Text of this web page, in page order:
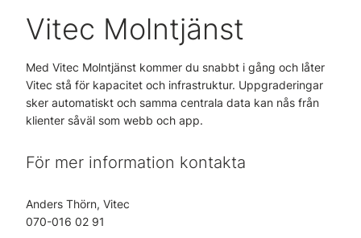
Vitec Molntjänst
Med Vitec Molntjänst kommer du snabbt i gång och låter
Vitec stå för kapacitet och infrastruktur. Uppgraderingar
sker automatiskt och samma centrala data kan nås från
klienter såväl som webb och app.
För mer information kontakta
Anders Thörn, Vitec
070-016 02 91